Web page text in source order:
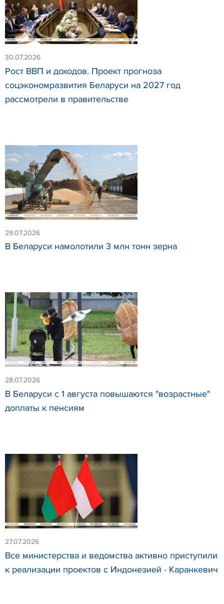
30.07.2026
Рост ВВП и доходов. Проект прогноза
соцэкономразвития Беларуси на 2027 год
рассмотрели в правительстве
29.07.2026
В Беларуси намолотили 3 млн тонн зерна
28.07.2026
В Беларуси с 1 августа повышаются "возрастные"
доплаты к пенсиям
27.07.2026
Все министерства и ведомства активно приступили
к реализации проектов с Индонезией - Каранкевич